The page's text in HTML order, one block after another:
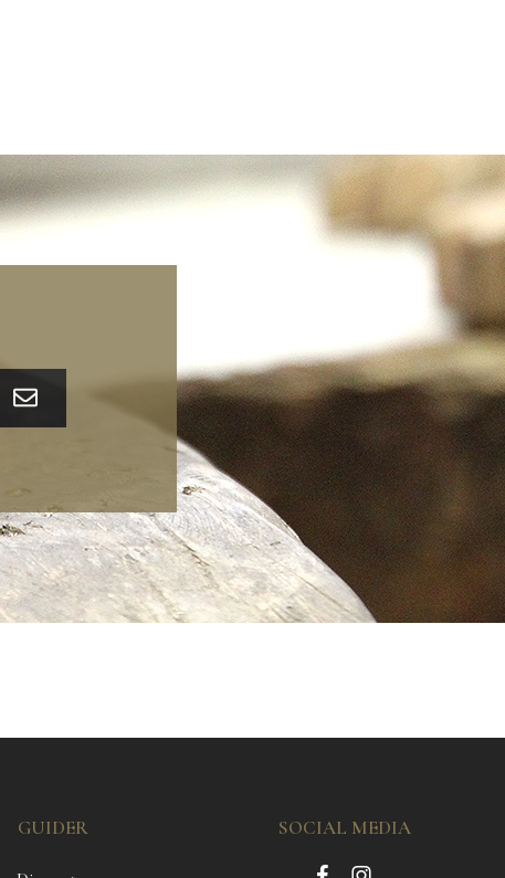
GUIDER SOCIAL MEDIA